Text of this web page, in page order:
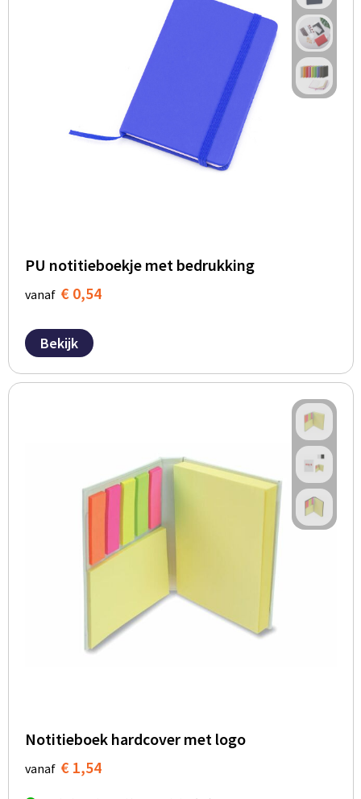
PU notitieboekje met bedrukking
vanaf € 0,54
Bekijk
Notitieboek hardcover met logo
vanaf € 1,54